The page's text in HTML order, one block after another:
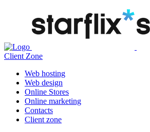
Client Zone
Web hosting
Web design
Online Stores
Online marketing
Contacts
Client zone